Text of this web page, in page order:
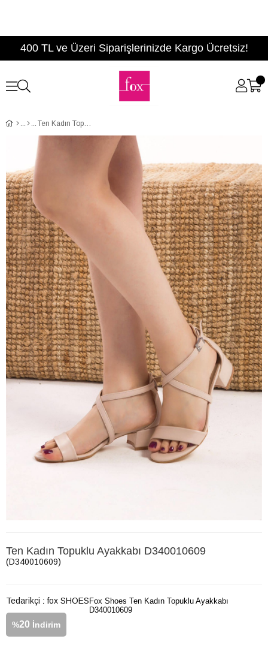
400 TL ve Üzeri Siparişlerinizde Kargo Ücretsiz!
Ten Kadın Topuklu Ayakkabı D340010609
Ten Kadın Topuklu Ayakkabı D340010609
(D340010609)
Tedarikçi : fox SHOES
%20 İndirim
Fox Shoes Ten Kadın Topuklu Ayakkabı
D340010609